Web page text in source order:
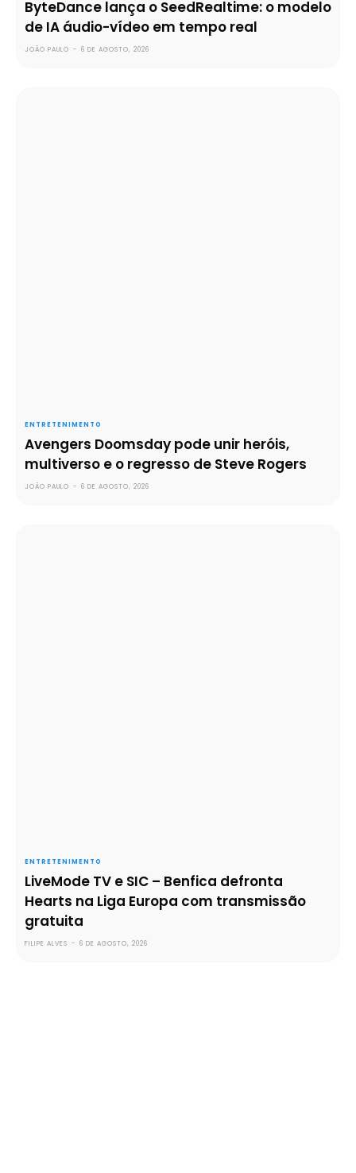
ByteDance lança o SeedRealtime: o modelo
de IA áudio-vídeo em tempo real
JOÃO PAULO - 6 DE AGOSTO, 2026
ENTRETENIMENTO
Avengers Doomsday pode unir heróis,
multiverso e o regresso de Steve Rogers
JOÃO PAULO - 6 DE AGOSTO, 2026
ENTRETENIMENTO
LiveMode TV e SIC – Benfica defronta
Hearts na Liga Europa com transmissão
gratuita
FILIPE ALVES - 6 DE AGOSTO, 2026